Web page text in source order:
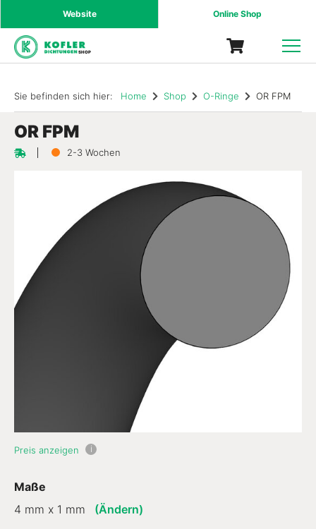
Website Online Shop
SHOP
Sie befinden sich hier: Home Shop O-Ringe OR FPM
OR FPM
2-3 Wochen
Preis anzeigen i
Maße
4 mm x 1 mm
(Ändern)